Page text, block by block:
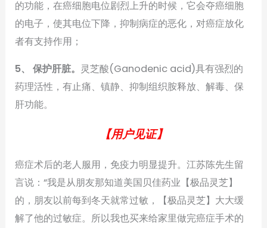
的功能，在癌细胞电位剧烈上升的时候，它会夺癌细胞
的电子，使其电位下降，抑制病症的恶化，对癌症放化
者有支持作用；
5、 保护肝脏。 灵芝酸(Ganodenic acid)具有强烈的
药理活性，有止痛、镇静、抑制组织胺释放、解毒、保
肝功能。
【用户见证】
癌症术后的老人服用，免疫力明显提升。江苏陈先生留
言说：“我是从朋友那知道美国贝佳药业【极品灵芝】
的，朋友以前每到冬天就常过敏，【极品灵芝】大大缓
解了他的过敏症。所以我也买来给家里做完癌症手术的